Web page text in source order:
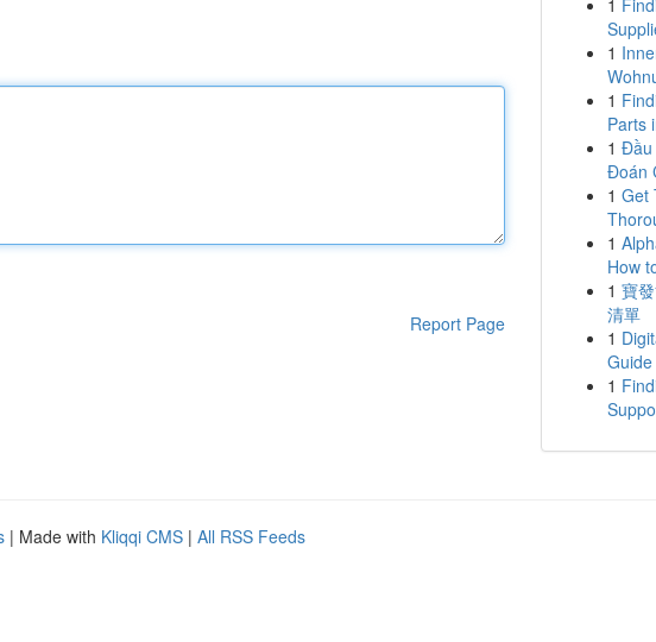
Report Page
1
1
1
Parts
1 Đầu
Đoán
1 Get
1
How
1 寶
清單
1
1
| Made with Kliqqi CMS | All RSS Feeds